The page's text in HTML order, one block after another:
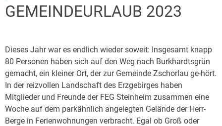
GEMEINDEURLAUB 2023
Dieses Jahr war es endlich wieder soweit: Insgesamt knapp
80 Personen haben sich auf den Weg nach Burkhardtsgrün
gemacht, ein kleiner Ort, der zur Gemeinde Zschorlau ge-hört.
In der reizvollen Landschaft des Erzgebirges haben
Mitglieder und Freunde der FEG Steinheim zusammen eine
Woche auf dem parkähnlich angelegten Gelände der Herr-
Berge in Ferienwohnungen verbracht. Egal ob Groß oder